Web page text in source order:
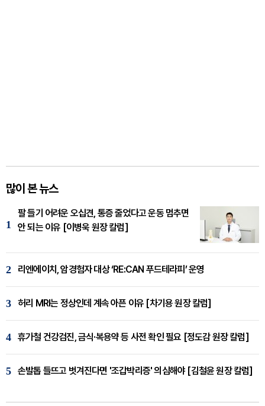
많이 본 뉴스
1
팔 들기 어려운 오십견, 통증 줄었다고 운동 멈추면
안 되는 이유 [이병욱 원장 칼럼]
2 리엔에이치, 암경험자 대상 ‘RE:CAN 푸드테라피’ 운영
3 허리 MRI는 정상인데 계속 아픈 이유 [차기용 원장 칼럼]
4 휴가철 건강검진, 금식·복용약 등 사전 확인 필요 [정도감 원장 칼럼]
5 손발톱 들뜨고 벗겨진다면 '조갑박리증' 의심해야 [김철윤 원장 칼럼]